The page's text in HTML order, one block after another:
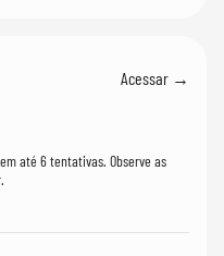
Acessar →
até 6 tentativas. Observe as